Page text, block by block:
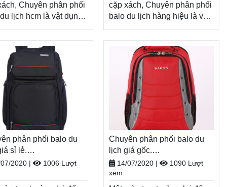
Chuyên phân phối
lịch hcm là vật dụng
lượng cho một năm
đầy tươi sáng.
dịp năm học
Balodep.shop tri ân
hàng với những
trình ưu đãi, khuyến
cùng hấp dẫn và đa
sản phẩm.
phân phối balo du
Balo-Túi xách.
toàn quốc, Miễn
trả hàng, thanh toán
nhận hàng
Xem thêm
cặp xách, Chuyên phân phối
balo du lịch hàng hiệu là vật
thêm năng lượng cho một
năm học mới đầy tươi sáng.
Nhân dịp năm học
mới, Balodep.shop tri ân
khách hàng với những
chương trình ưu đãi, khuyến
mãi vô cùng hấp dẫn và đa
dạng sản phẩm.
Balodep.shop|Chuyên
Chuyên phân phối balo du
lịch hàng hiệu, Balo-Túi
xách. Giao hàng toàn quốc,
Miễn phí đổi trả hàng, thanh
toán tiền khi nhận hàng
phân phối balo du
sỉ lẻ.
TÚI XÁCH–VALI ĐẸP
2020 |
1006 Lượt
Chuyên phân phối balo du
lịch giá gốc.
Balodep.shop|CHUYÊN
BALO-TÚI XÁCH–VALI ĐẸP
14/07/2020 |
1090 Lượt
xem